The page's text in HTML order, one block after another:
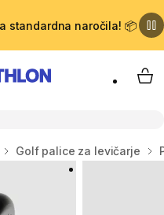
standardna naročila! 📦
Golf palice za levičarje